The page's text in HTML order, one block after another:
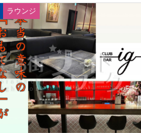
ラウンジ